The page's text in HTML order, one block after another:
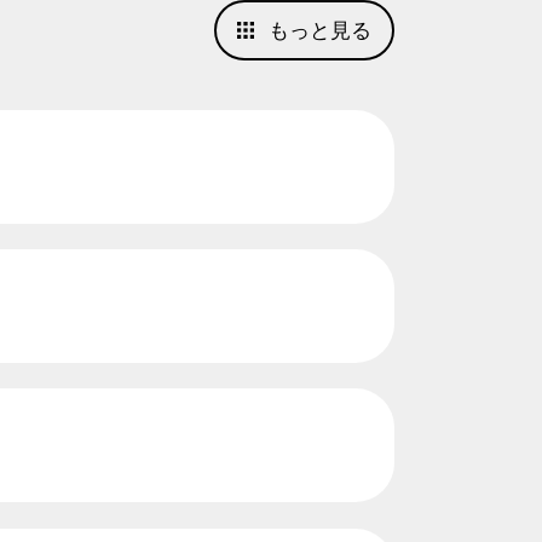
もっと見る